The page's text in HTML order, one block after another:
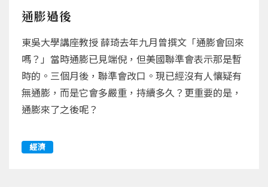
通膨過後
東吳大學講座教授 薛琦去年九月曾撰文「通膨會回來
嗎？」當時通膨已見端倪，但美國聯準會表示那是暫
時的。三個月後，聯準會改口。現已經沒有人懹疑有
無通膨，而是它會多嚴重，持續多久？更重要的是，
通膨來了之後呢？
經濟